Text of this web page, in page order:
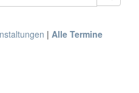
| Alle Termine